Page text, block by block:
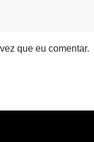
que eu comentar.